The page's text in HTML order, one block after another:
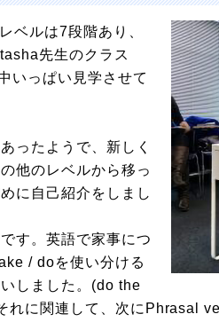
ベルは7段階あり、
先生のクラス
いっぱい見学させて
ったようで、新しく
他のレベルから移っ
に自己紹介をしまし
す。英語で家事につ
/ doを使い分ける
しました。(do the
に関連して、次にPhrasal